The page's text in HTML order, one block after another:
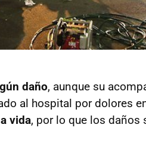
daño, aunque su
al hospital por dolores
vida, por lo que los